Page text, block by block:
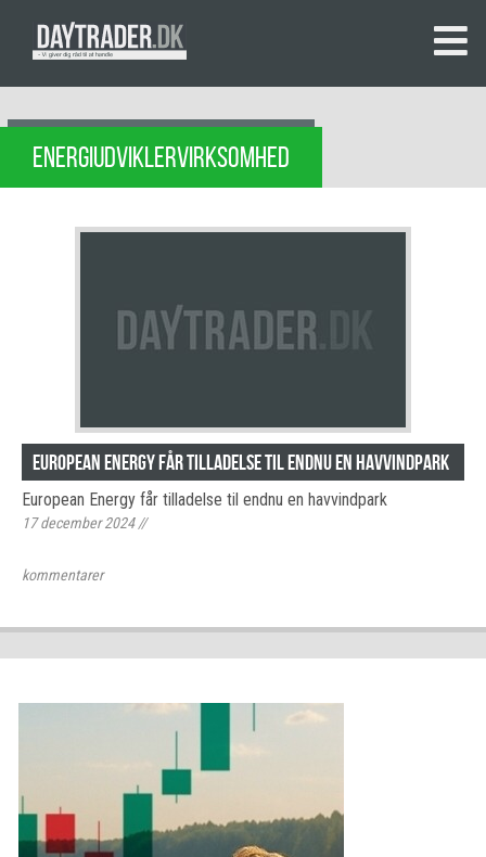
ENERGIUDVIKLERVIRKSOMHED
European Energy får tilladelse til endnu en havvindpark
European Energy får tilladelse til endnu en havvindpark
17 december 2024//
kommentarer